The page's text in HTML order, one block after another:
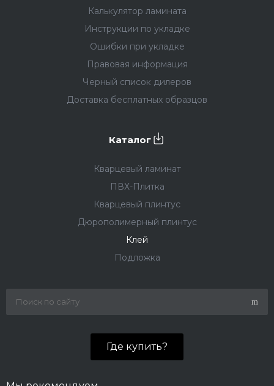
Калькулятор ламината
Инструкции по укладке
Ошибки при укладке
Правовая информация
Черный список дилеров
Доставка бесплатных образцов
Каталог
Кварцевый ламинат
ПВХ-Плитка
Кварцевый плинтус
Дюрополимерный плинтус
Клей
Подложка
Где купить?